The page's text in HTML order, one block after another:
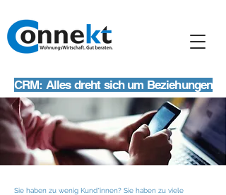
CRM: Alles dreht sich um Beziehungen
Sie haben zu wenig Kund*innen? Sie haben zu viele